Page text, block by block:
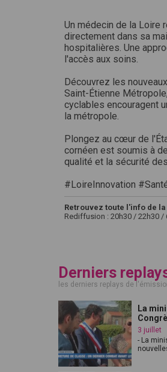
Un médecin de la Loire
directement dans sa
hospitalières. Une
l'accès aux soins.
Découvrez les
Saint-Étienne
cyclables encouragent
la métropole.
Plongez au cœur de
cornéen est soumis à
qualité et la sécurité
#LoireInnovation
Retrouvez toute l'info de
Rediffusion : 20h30 / 22h30 /
Derniers
les derniers replays de
La
3 juillet
- La